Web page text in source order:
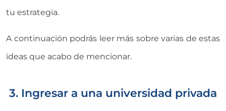
tu estrategia.
A continuación podrás leer más sobre varias de estas
ideas que acabo de mencionar.
3. Ingresar a una universidad privada